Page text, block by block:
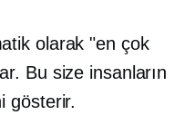
olarak "en çok
Bu size insanların
gösterir.